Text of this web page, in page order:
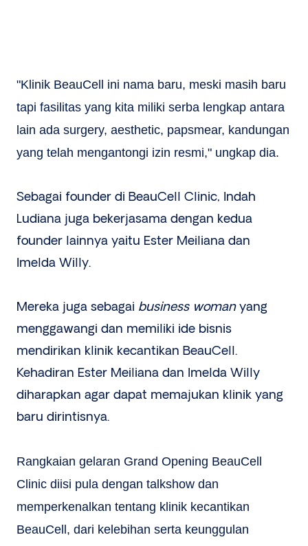
"Klinik BeauCell ini nama baru, meski masih baru
tapi fasilitas yang kita miliki serba lengkap antara
lain ada surgery, aesthetic, papsmear, kandungan
yang telah mengantongi izin resmi," ungkap dia.
Sebagai founder di BeauCell Clinic, Indah
Ludiana juga bekerjasama dengan kedua
founder lainnya yaitu Ester Meiliana dan
Imelda Willy.
Mereka juga sebagai business womanyang
menggawangi dan memiliki ide bisnis
mendirikan klinik kecantikan BeauCell.
Kehadiran Ester Meiliana dan Imelda Willy
diharapkan agar dapat memajukan klinik yang
baru dirintisnya.
Rangkaian gelaran Grand Opening BeauCell
Clinic diisi pula dengan talkshow dan
memperkenalkan tentang klinik kecantikan
BeauCell, dari kelebihan serta keunggulan